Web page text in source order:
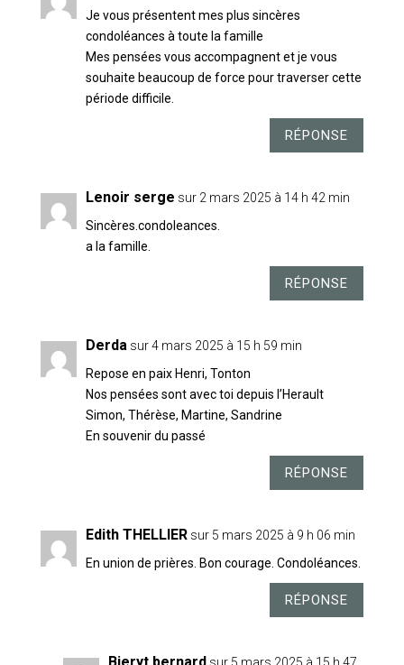
Je vous présentent mes plus sincères
condoléances à toute la famille
Mes pensées vous accompagnent et je vous
souhaite beaucoup de force pour traverser cette
période difficile.
RÉPONSE
Lenoir serge sur 2 mars 2025 à 14 h 42 min
Sincères.condoleances.
a la famille.
RÉPONSE
Derda sur 4 mars 2025 à 15 h 59 min
Repose en paix Henri, Tonton
Nos pensées sont avec toi depuis l’Herault
Simon, Thérèse, Martine, Sandrine
En souvenir du passé
RÉPONSE
Edith THELLIER sur 5 mars 2025 à 9 h 06 min
En union de prières. Bon courage. Condoléances.
RÉPONSE